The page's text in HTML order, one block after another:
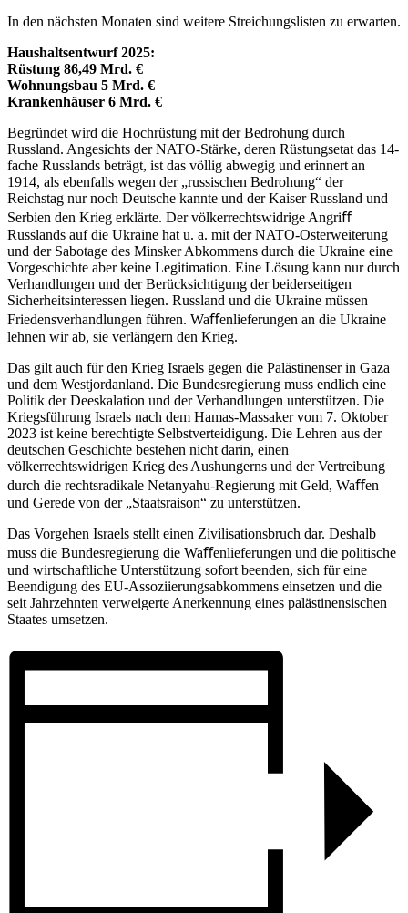
In den nächsten Monaten sind weitere Streichungslisten zu erwarten.
Haushaltsentwurf 2025:
Rüstung 86,49 Mrd. €
Wohnungsbau 5 Mrd. €
Krankenhäuser 6 Mrd. €
Begründet wird die Hochrüstung mit der Bedrohung durch
Russland. Angesichts der NATO-Stärke, deren Rüstungsetat das 14-
fache Russlands beträgt, ist das völlig abwegig und erinnert an
1914, als ebenfalls wegen der „russischen Bedrohung“ der
Reichstag nur noch Deutsche kannte und der Kaiser Russland und
Serbien den Krieg erklärte. Der völkerrechtswidrige Angriﬀ
Russlands auf die Ukraine hat u. a. mit der NATO-Osterweiterung
und der Sabotage des Minsker Abkommens durch die Ukraine eine
Vorgeschichte aber keine Legitimation. Eine Lösung kann nur durch
Verhandlungen und der Berücksichtigung der beiderseitigen
Sicherheitsinteressen liegen. Russland und die Ukraine müssen
Friedensverhandlungen führen. Waﬀenlieferungen an die Ukraine
lehnen wir ab, sie verlängern den Krieg.
Das gilt auch für den Krieg Israels gegen die Palästinenser in Gaza
und dem Westjordanland. Die Bundesregierung muss endlich eine
Politik der Deeskalation und der Verhandlungen unterstützen. Die
Kriegsführung Israels nach dem Hamas-Massaker vom 7. Oktober
2023 ist keine berechtigte Selbstverteidigung. Die Lehren aus der
deutschen Geschichte bestehen nicht darin, einen
völkerrechtswidrigen Krieg des Aushungerns und der Vertreibung
durch die rechtsradikale Netanyahu-Regierung mit Geld, Waﬀen
und Gerede von der „Staatsraison“ zu unterstützen.
Das Vorgehen Israels stellt einen Zivilisationsbruch dar. Deshalb
muss die Bundesregierung die Waﬀenlieferungen und die politische
und wirtschaftliche Unterstützung sofort beenden, sich für eine
Beendigung des EU-Assoziierungsabkommens einsetzen und die
seit Jahrzehnten verweigerte Anerkennung eines palästinensischen
Staates umsetzen.